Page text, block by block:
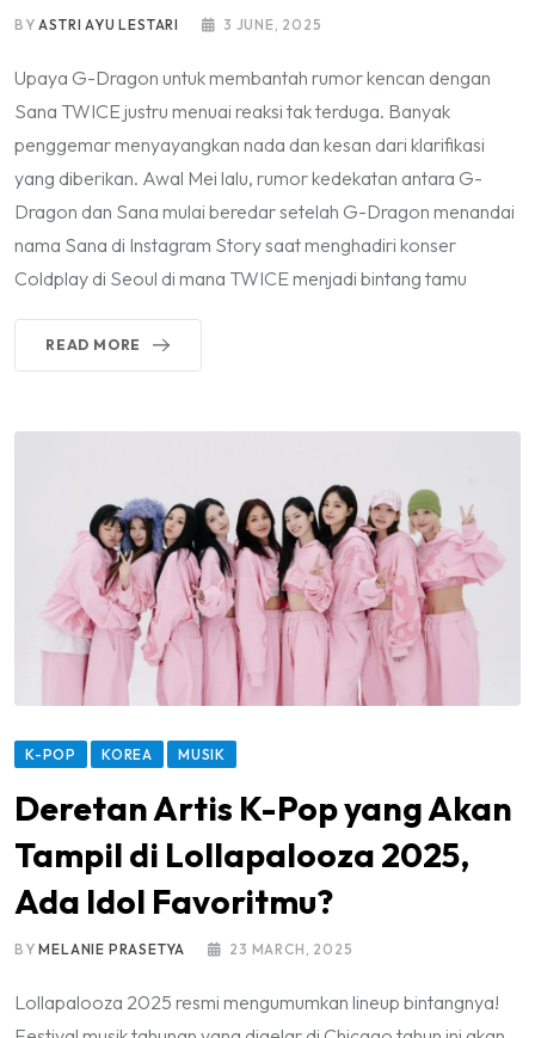
BYASTRI AYU LESTARI 3 JUNE, 2025
Upaya G-Dragon untuk membantah rumor kencan dengan
Sana TWICE justru menuai reaksi tak terduga. Banyak
penggemar menyayangkan nada dan kesan dari klarifikasi
yang diberikan. Awal Mei lalu, rumor kedekatan antara G-
Dragon dan Sana mulai beredar setelah G-Dragon menandai
nama Sana di Instagram Story saat menghadiri konser
Coldplay di Seoul di mana TWICE menjadi bintang tamu
READ MORE
K-POP KOREA MUSIK
Deretan Artis K-Pop yang Akan
Tampil di Lollapalooza 2025,
Ada Idol Favoritmu?
BYMELANIE PRASETYA 23 MARCH, 2025
Lollapalooza 2025 resmi mengumumkan lineup bintangnya!